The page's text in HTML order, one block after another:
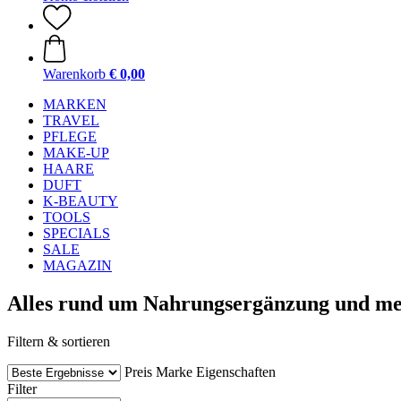
Warenkorb € 0,00
MARKEN
TRAVEL
PFLEGE
MAKE-UP
HAARE
DUFT
K-BEAUTY
TOOLS
SPECIALS
SALE
MAGAZIN
Alles rund um Nahrungsergänzung und
Filtern & sortieren
Preis Marke Eigenschaften
Filter